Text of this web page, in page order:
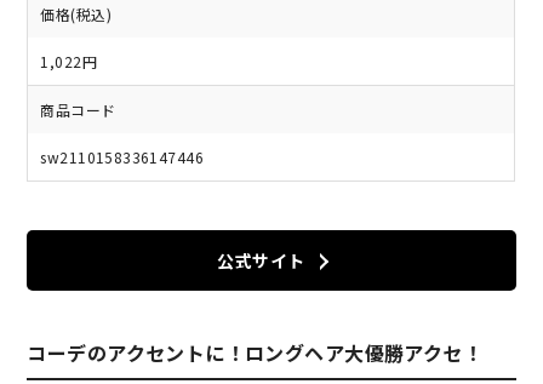
価格(税込)
1,022円
商品コード
sw2110158336147446
公式サイト
コーデのアクセントに！ロングヘア大優勝アクセ！